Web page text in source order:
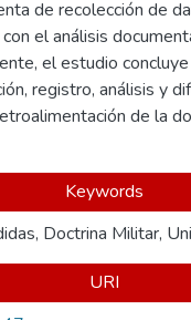
de recolección de
el análisis
el estudio
registro, análisis y
de la
Keywords
, Doctrina Militar,
URI